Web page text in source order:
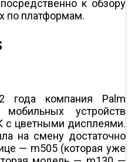
к обзору
по платформам.
года компания Palm
устройств
цветными дисплеями.
на смену достаточно
— m505 (которая уже